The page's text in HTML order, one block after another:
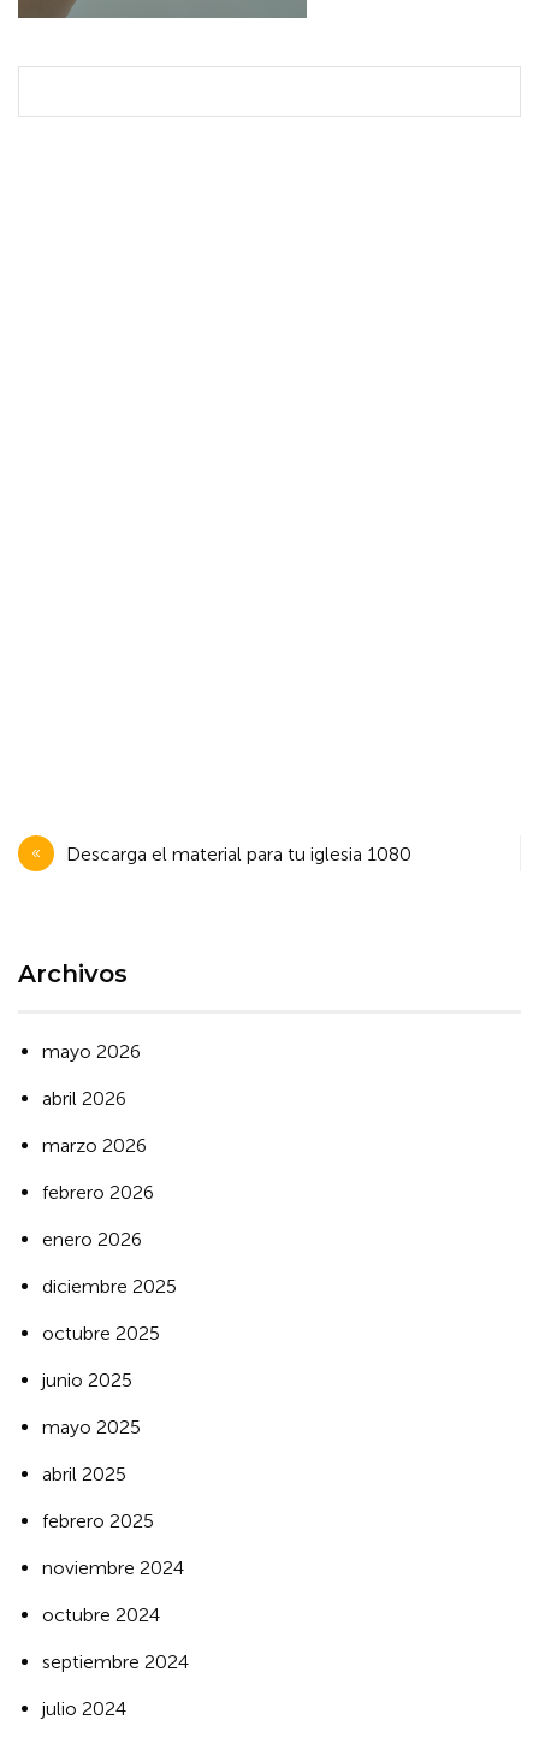
Navegación
de
Descarga el material para tu iglesia 1080
Archivos
mayo 2026
abril 2026
marzo 2026
febrero 2026
enero 2026
diciembre 2025
octubre 2025
junio 2025
mayo 2025
abril 2025
febrero 2025
noviembre 2024
octubre 2024
septiembre 2024
julio 2024